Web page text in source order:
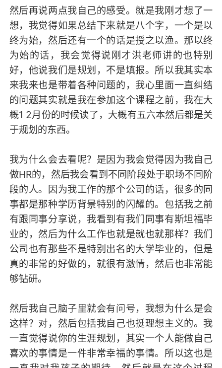
然后再说两点我自己的感受。就是我刚才想了一
想，我觉得如果总结下来就是八个字，一个是以
终为始，然后还有一个的话是授之以渔。那以终
为始的话，我会觉得说刚才洪老师讲的也特别
好，他说我们是规划，不是填报。所以我其实本
来我来也是带着各种问题的，我心里面一直纠结
的问题其实就是我在参加这个课程之前，我在大
概1 2月份的时候读了，大概有五六本然后都是关
于规划的东西。
我为什么会去看呢？是因为我会觉得因为我自己
做HR的，然后我会看到不同阶段处于职场不同阶
段的人。因为我工作的那个公司的话，很多的同
事都是那种学历背景特别的闪耀的。包括我之前
有跟同事分享说，我看到有我们同事有斯坦福毕
业的，然后为什么工作也就是就也就那样？我们
公司也有那些不是特别出名的大学毕业的，但是
真的非常的好做的，就很有激情，然后也非常能
够钻研。
然后我自己脑子里就会有问号，我想为什么是会
这样？对，然后包括我自己也挺理想主义的。我
一直觉得说你的生涯规划，其实一个人能做自己
喜欢的事情是一件非常幸福的事情。所以这也是